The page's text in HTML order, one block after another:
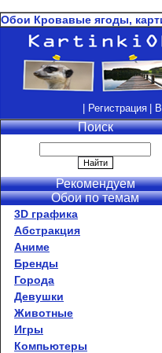
Обои Кровавые ягоды,
| Регистрация |
Поиск
Рекомендуем
Обои по темам
3D графика
Абстракция
Аниме
Бренды
Города
Девушки
Животные
Игры
Компьютеры